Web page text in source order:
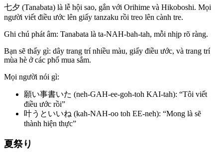
七夕 (Tanabata) là lễ hội sao, gắn với Orihime và Hikoboshi. Mọi
người viết điều ước lên giấy tanzaku rồi treo lên cành tre.
Ghi chú phát âm: Tanabata là ta-NAH-bah-tah, mỗi nhịp rõ ràng.
Bạn sẽ thấy gì: dây trang trí nhiều màu, giấy điều ước, và trang trí
mùa hè ở các phố mua sắm.
Mọi người nói gì:
願い事書いた (neh-GAH-ee-goh-toh KAI-tah): “Tôi viết
điều ước rồi”
叶うといいね (kah-NAH-oo toh EE-neh): “Mong là sẽ
thành hiện thực”
夏祭り